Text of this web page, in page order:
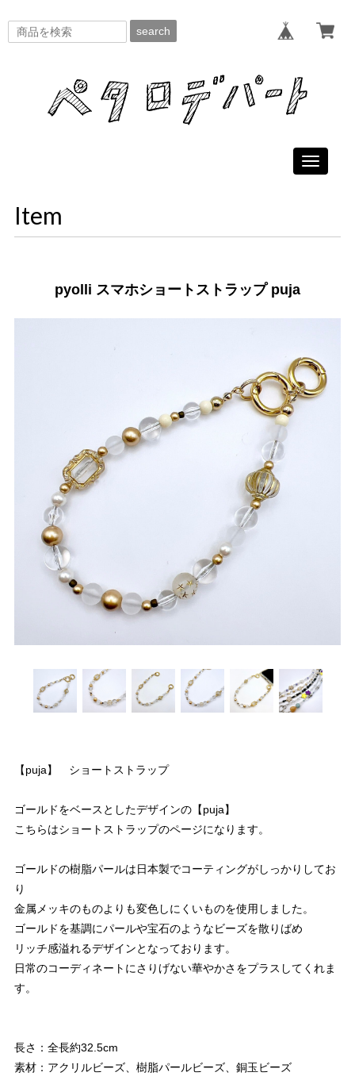
search
Toggle
Item
pyolli スマホショートストラップ puja
【puja】 ショートストラップ
ゴールドをベースとしたデザインの【puja】
こちらはショートストラップのページになります。
ゴールドの樹脂パールは日本製でコーティングがしっかりしてお
り
金属メッキのものよりも変色しにくいものを使用しました。
ゴールドを基調にパールや宝石のようなビーズを散りばめ
リッチ感溢れるデザインとなっております。
日常のコーディネートにさりげない華やかさをプラスしてくれま
す。
長さ：全長約32.5cm
素材：アクリルビーズ、樹脂パールビーズ、銅玉ビーズ